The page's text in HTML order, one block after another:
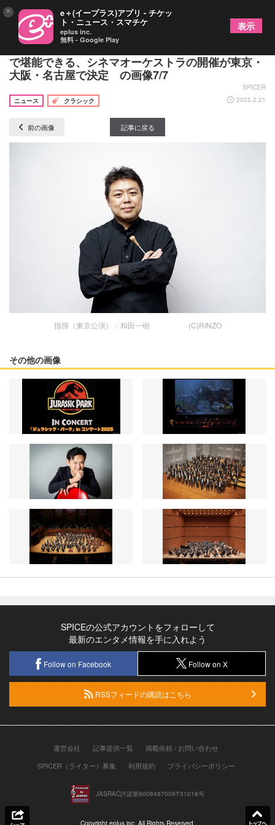
『ジュラシック・パーク』を大スクリーン＆生演奏
で堪能できる、シネマオーケストラの開催が東京・
大阪・名古屋で決定 の画像7/7
SPICER
ニュース
クラシック 2025.2.21
前の画像 記事に戻る
指揮（東京公演）：和田一樹 (C)RINZO
その他の画像
SPICEの公式アカウントをフォローして
最新のエンタメ情報を手に入れよう
Follow on Facebook Follow on X
RSSフィードの購読はこちら
運営会社 記事提供一覧
掲載依頼 / お問い合わせ
SPICER（ライター）募集
利用規約 プライバシーポリシー
JASRAC許諾第9008487009Y31018号
× e＋(イープラス)アプリ - チケッ
ト・ニュース・スマチケ
eplus inc.
無料 - Google Play
表示